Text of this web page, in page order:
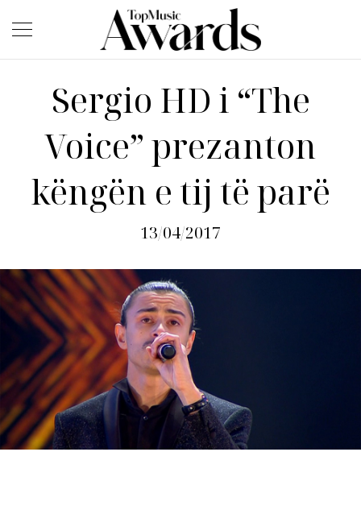
Sergio HD i “The
Voice” prezanton
këngën e tij të parë
13/04/2017